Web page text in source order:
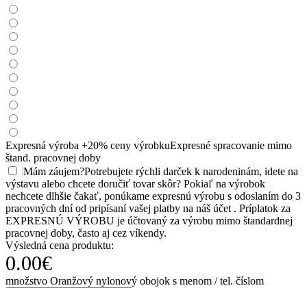
Expresná výroba +20% ceny výrobkuExpresné spracovanie mimo
štand. pracovnej doby
Mám záujem?Potrebujete rýchli darček k narodeninám, idete na
výstavu alebo chcete doručiť tovar skôr? Pokiaľ na výrobok
nechcete dlhšie čakať, ponúkame expresnú výrobu s odoslaním do 3
pracovných dní od pripísaní vašej platby na náš účet . Príplatok za
EXPRESNÚ VÝROBU je účtovaný za výrobu mimo štandardnej
pracovnej doby, často aj cez víkendy.
Výsledná cena produktu:
0.00€
množstvo Oranžový nylonový obojok s menom / tel. číslom